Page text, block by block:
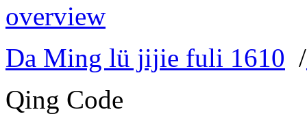
overview
Da Ming lü jijie fuli 1610 /
Qing Code